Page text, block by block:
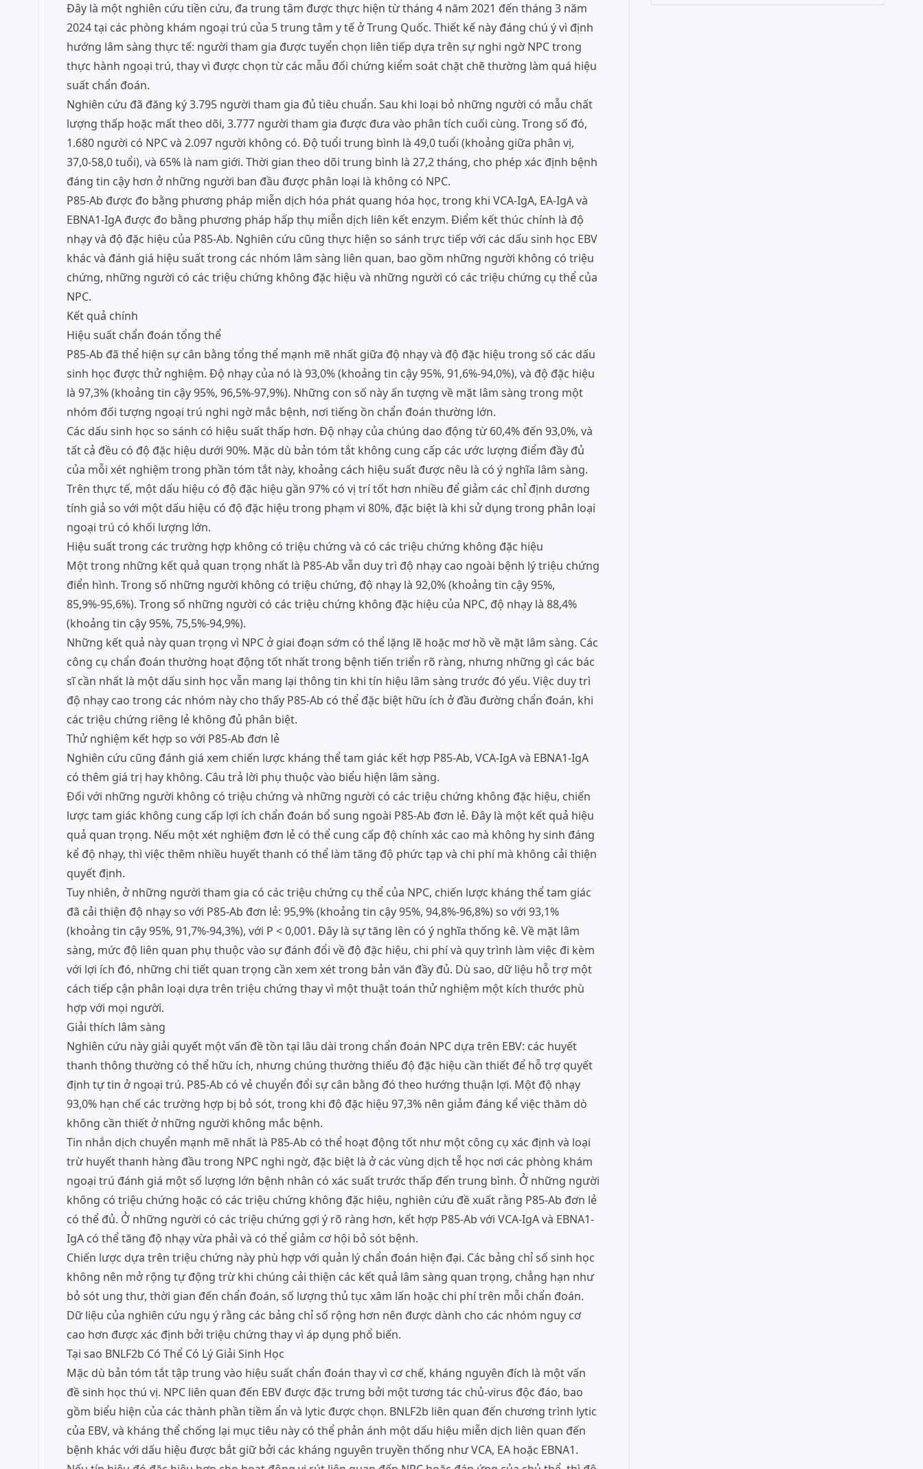
Đây là một nghiên cứu tiền cứu, đa trung tâm được thực hiện từ tháng 4 năm 2021 đến tháng 3 năm
2024 tại các phòng khám ngoại trú của 5 trung tâm y tế ở Trung Quốc. Thiết kế này đáng chú ý vì định
hướng lâm sàng thực tế: người tham gia được tuyển chọn liên tiếp dựa trên sự nghi ngờ NPC trong
thực hành ngoại trú, thay vì được chọn từ các mẫu đối chứng kiểm soát chặt chẽ thường làm quá hiệu
suất chẩn đoán.
Nghiên cứu đã đăng ký 3.795 người tham gia đủ tiêu chuẩn. Sau khi loại bỏ những người có mẫu chất
lượng thấp hoặc mất theo dõi, 3.777 người tham gia được đưa vào phân tích cuối cùng. Trong số đó,
1.680 người có NPC và 2.097 người không có. Độ tuổi trung bình là 49,0 tuổi (khoảng giữa phân vị,
37,0-58,0 tuổi), và 65% là nam giới. Thời gian theo dõi trung bình là 27,2 tháng, cho phép xác định bệnh
đáng tin cậy hơn ở những người ban đầu được phân loại là không có NPC.
P85-Ab được đo bằng phương pháp miễn dịch hóa phát quang hóa học, trong khi VCA-IgA, EA-IgA và
EBNA1-IgA được đo bằng phương pháp hấp thụ miễn dịch liên kết enzym. Điểm kết thúc chính là độ
nhạy và độ đặc hiệu của P85-Ab. Nghiên cứu cũng thực hiện so sánh trực tiếp với các dấu sinh học EBV
khác và đánh giá hiệu suất trong các nhóm lâm sàng liên quan, bao gồm những người không có triệu
chứng, những người có các triệu chứng không đặc hiệu và những người có các triệu chứng cụ thể của
NPC.
Kết quả chính
Hiệu suất chẩn đoán tổng thể
P85-Ab đã thể hiện sự cân bằng tổng thể mạnh mẽ nhất giữa độ nhạy và độ đặc hiệu trong số các dấu
sinh học được thử nghiệm. Độ nhạy của nó là 93,0% (khoảng tin cậy 95%, 91,6%-94,0%), và độ đặc hiệu
là 97,3% (khoảng tin cậy 95%, 96,5%-97,9%). Những con số này ấn tượng về mặt lâm sàng trong một
nhóm đối tượng ngoại trú nghi ngờ mắc bệnh, nơi tiếng ồn chẩn đoán thường lớn.
Các dấu sinh học so sánh có hiệu suất thấp hơn. Độ nhạy của chúng dao động từ 60,4% đến 93,0%, và
tất cả đều có độ đặc hiệu dưới 90%. Mặc dù bản tóm tắt không cung cấp các ước lượng điểm đầy đủ
của mỗi xét nghiệm trong phần tóm tắt này, khoảng cách hiệu suất được nêu là có ý nghĩa lâm sàng.
Trên thực tế, một dấu hiệu có độ đặc hiệu gần 97% có vị trí tốt hơn nhiều để giảm các chỉ định dương
tính giả so với một dấu hiệu có độ đặc hiệu trong phạm vi 80%, đặc biệt là khi sử dụng trong phân loại
ngoại trú có khối lượng lớn.
Hiệu suất trong các trường hợp không có triệu chứng và có các triệu chứng không đặc hiệu
Một trong những kết quả quan trọng nhất là P85-Ab vẫn duy trì độ nhạy cao ngoài bệnh lý triệu chứng
điển hình. Trong số những người không có triệu chứng, độ nhạy là 92,0% (khoảng tin cậy 95%,
85,9%-95,6%). Trong số những người có các triệu chứng không đặc hiệu của NPC, độ nhạy là 88,4%
(khoảng tin cậy 95%, 75,5%-94,9%).
Những kết quả này quan trọng vì NPC ở giai đoạn sớm có thể lặng lẽ hoặc mơ hồ về mặt lâm sàng. Các
công cụ chẩn đoán thường hoạt động tốt nhất trong bệnh tiến triển rõ ràng, nhưng những gì các bác
sĩ cần nhất là một dấu sinh học vẫn mang lại thông tin khi tín hiệu lâm sàng trước đó yếu. Việc duy trì
độ nhạy cao trong các nhóm này cho thấy P85-Ab có thể đặc biệt hữu ích ở đầu đường chẩn đoán, khi
các triệu chứng riêng lẻ không đủ phân biệt.
Thử nghiệm kết hợp so với P85-Ab đơn lẻ
Nghiên cứu cũng đánh giá xem chiến lược kháng thể tam giác kết hợp P85-Ab, VCA-IgA và EBNA1-IgA
có thêm giá trị hay không. Câu trả lời phụ thuộc vào biểu hiện lâm sàng.
Đối với những người không có triệu chứng và những người có các triệu chứng không đặc hiệu, chiến
lược tam giác không cung cấp lợi ích chẩn đoán bổ sung ngoài P85-Ab đơn lẻ. Đây là một kết quả hiệu
quả quan trọng. Nếu một xét nghiệm đơn lẻ có thể cung cấp độ chính xác cao mà không hy sinh đáng
kể độ nhạy, thì việc thêm nhiều huyết thanh có thể làm tăng độ phức tạp và chi phí mà không cải thiện
quyết định.
Tuy nhiên, ở những người tham gia có các triệu chứng cụ thể của NPC, chiến lược kháng thể tam giác
đã cải thiện độ nhạy so với P85-Ab đơn lẻ: 95,9% (khoảng tin cậy 95%, 94,8%-96,8%) so với 93,1%
(khoảng tin cậy 95%, 91,7%-94,3%), với P < 0,001. Đây là sự tăng lên có ý nghĩa thống kê. Về mặt lâm
sàng, mức độ liên quan phụ thuộc vào sự đánh đổi về độ đặc hiệu, chi phí và quy trình làm việc đi kèm
với lợi ích đó, những chi tiết quan trọng cần xem xét trong bản văn đầy đủ. Dù sao, dữ liệu hỗ trợ một
cách tiếp cận phân loại dựa trên triệu chứng thay vì một thuật toán thử nghiệm một kích thước phù
hợp với mọi người.
Giải thích lâm sàng
Nghiên cứu này giải quyết một vấn đề tồn tại lâu dài trong chẩn đoán NPC dựa trên EBV: các huyết
thanh thông thường có thể hữu ích, nhưng chúng thường thiếu độ đặc hiệu cần thiết để hỗ trợ quyết
định tự tin ở ngoại trú. P85-Ab có vẻ chuyển đổi sự cân bằng đó theo hướng thuận lợi. Một độ nhạy
93,0% hạn chế các trường hợp bị bỏ sót, trong khi độ đặc hiệu 97,3% nên giảm đáng kể việc thăm dò
không cần thiết ở những người không mắc bệnh.
Tin nhắn dịch chuyển mạnh mẽ nhất là P85-Ab có thể hoạt động tốt như một công cụ xác định và loại
trừ huyết thanh hàng đầu trong NPC nghi ngờ, đặc biệt là ở các vùng dịch tễ học nơi các phòng khám
ngoại trú đánh giá một số lượng lớn bệnh nhân có xác suất trước thấp đến trung bình. Ở những người
không có triệu chứng hoặc có các triệu chứng không đặc hiệu, nghiên cứu đề xuất rằng P85-Ab đơn lẻ
có thể đủ. Ở những người có các triệu chứng gợi ý rõ ràng hơn, kết hợp P85-Ab với VCA-IgA và EBNA1-
IgA có thể tăng độ nhạy vừa phải và có thể giảm cơ hội bỏ sót bệnh.
Chiến lược dựa trên triệu chứng này phù hợp với quản lý chẩn đoán hiện đại. Các bảng chỉ số sinh học
không nên mở rộng tự động trừ khi chúng cải thiện các kết quả lâm sàng quan trọng, chẳng hạn như
bỏ sót ung thư, thời gian đến chẩn đoán, số lượng thủ tục xâm lấn hoặc chi phí trên mỗi chẩn đoán.
Dữ liệu của nghiên cứu ngụ ý rằng các bảng chỉ số rộng hơn nên được dành cho các nhóm nguy cơ
cao hơn được xác định bởi triệu chứng thay vì áp dụng phổ biến.
Tại sao BNLF2b Có Thể Có Lý Giải Sinh Học
Mặc dù bản tóm tắt tập trung vào hiệu suất chẩn đoán thay vì cơ chế, kháng nguyên đích là một vấn
đề sinh học thú vị. NPC liên quan đến EBV được đặc trưng bởi một tương tác chủ-virus độc đáo, bao
gồm biểu hiện của các thành phần tiềm ẩn và lytic được chọn. BNLF2b liên quan đến chương trình lytic
của EBV, và kháng thể chống lại mục tiêu này có thể phản ánh một dấu hiệu miễn dịch liên quan đến
bệnh khác với dấu hiệu được bắt giữ bởi các kháng nguyên truyền thống như VCA, EA hoặc EBNA1.